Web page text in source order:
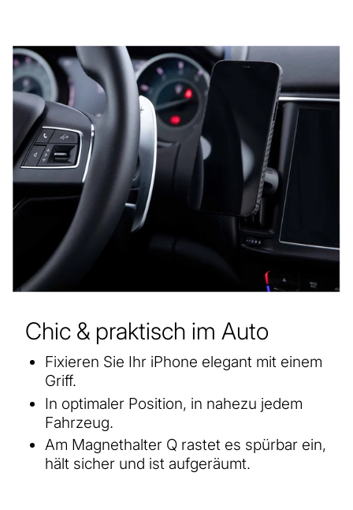
Chic & praktisch im Auto
Fixieren Sie Ihr iPhone elegant mit einem
Griff.
In optimaler Position, in nahezu jedem
Fahrzeug.
Am Magnethalter Q rastet es spürbar ein,
hält sicher und ist aufgeräumt.